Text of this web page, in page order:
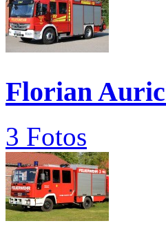
Florian
3 Fotos